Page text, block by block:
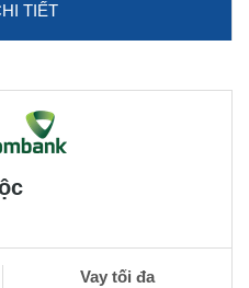
TIẾT
Vay tối đa